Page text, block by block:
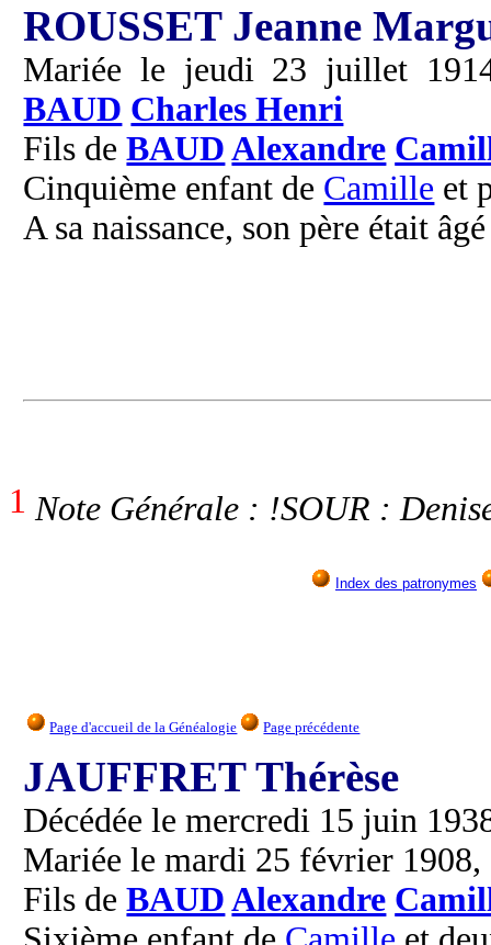
ROUSSET Jeanne
Mariée le jeudi 23 juillet
BAUD Charles Henri
Fils deBAUD Alexandre
Cinquième enfant de Camille et
A sa naissance, son père était
1 Note Générale : !SOUR :
Index des patronymes
Page d'accueil de la Généalogie Page précédente
JAUFFRET Thérèse
Décédée le mercredi 15 juin
Mariée le mardi 25 février
Fils deBAUD Alexandre